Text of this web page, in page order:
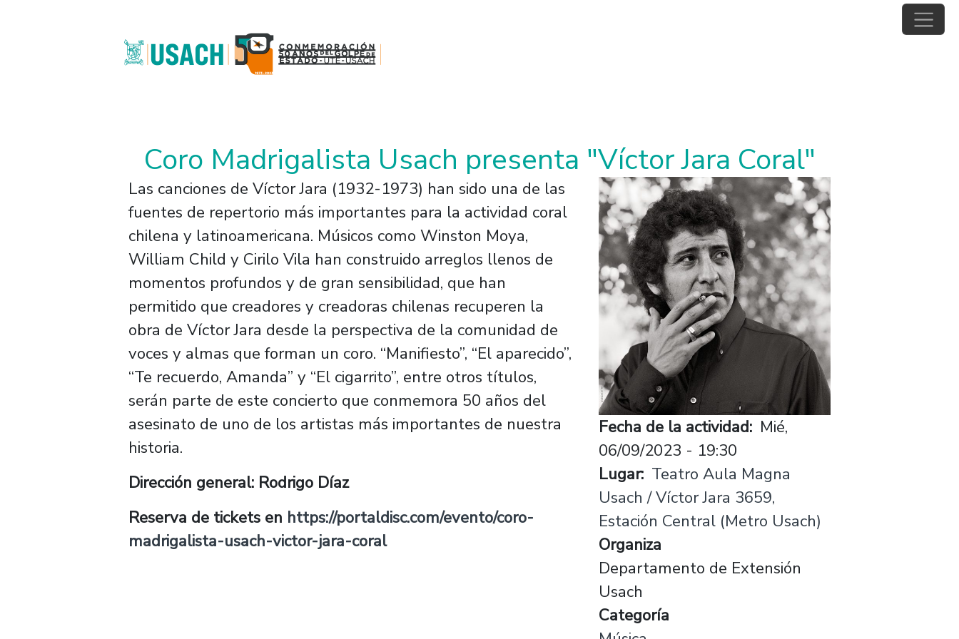
Coro Madrigalista Usach presenta "Víctor Jara Coral"
Las canciones de Víctor Jara (1932-1973) han sido una de las
fuentes de repertorio más importantes para la actividad coral
chilena y latinoamericana. Músicos como Winston Moya,
William Child y Cirilo Vila han construido arreglos llenos de
momentos profundos y de gran sensibilidad, que han
permitido que creadores y creadoras chilenas recuperen la
obra de Víctor Jara desde la perspectiva de la comunidad de
voces y almas que forman un coro. “Manifiesto”, “El aparecido”,
“Te recuerdo, Amanda” y “El cigarrito”, entre otros títulos,
serán parte de este concierto que conmemora 50 años del
asesinato de uno de los artistas más importantes de nuestra
historia.
Dirección general: Rodrigo Díaz
Reserva de tickets en https://portaldisc.com/evento/coro-
madrigalista-usach-victor-jara-coral
Fecha de la actividad Mié,
06/09/2023 - 19:30
Lugar Teatro Aula Magna
Usach / Víctor Jara 3659,
Estación Central (Metro Usach)
Organiza
Departamento de Extensión
Usach
Categoría